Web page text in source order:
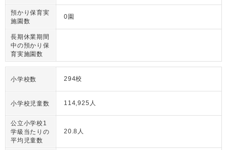
預かり保育実
施園数
0園
長期休業期間
中の預かり保
育実施園数
小学校数 294校
小学校児童数 114,925人
公立小学校1
学級当たりの
平均児童数
20.8人